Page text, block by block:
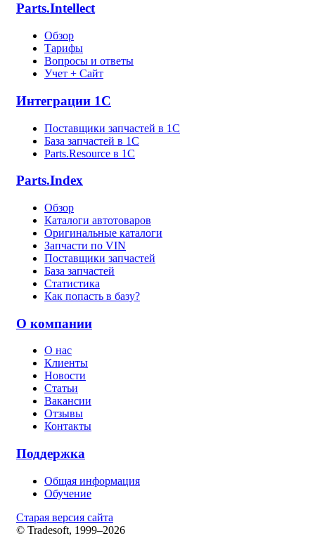
Parts.Intellect
Обзор
Тарифы
Вопросы и ответы
Учет + Сайт
Интеграции 1С
Поставщики запчастей в 1C
База запчастей в 1С
Parts.Resource в 1C
Parts.Index
Обзор
Каталоги автотоваров
Оригинальные каталоги
Запчасти по VIN
Поставщики запчастей
База запчастей
Статистика
Как попасть в базу?
О компании
О нас
Клиенты
Новости
Статьи
Вакансии
Отзывы
Контакты
Поддержка
Общая информация
Обучение
Старая версия сайта
© Tradesoft, 1999–2026